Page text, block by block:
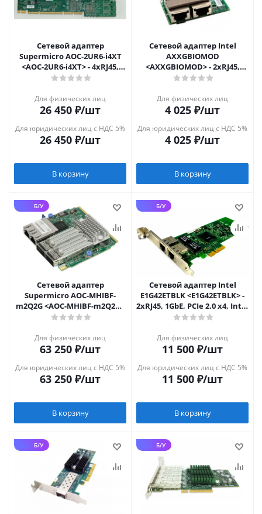
Сетевой адаптер
Supermicro AOC-2UR6-i4XT
<AOC-2UR6-i4XT> - 4xRJ45,
10GbE, 2U Ultra Riser
Для физических лиц
26 450 ₽/шт
Для юридических лиц с НДС 5%
26 450 ₽/шт
В корзину
Сетевой адаптер Intel
AXXGBIOMOD
<AXXGBIOMOD> - 2xRJ45,
1GbE, PCIe 2.0 x4, Intel 82576
Для физических лиц
4 025 ₽/шт
Для юридических лиц с НДС 5%
4 025 ₽/шт
В корзину
Б/У
Сетевой адаптер
Supermicro AOC-MHIBF-
m2Q2G <AOC-MHIBF-m2Q2G>
- 2xQSFP(56Gb/s
Для физических лиц
63 250 ₽/шт
Для юридических лиц с НДС 5%
63 250 ₽/шт
В корзину
Б/У
Сетевой адаптер Intel
E1G42ETBLK <E1G42ETBLK> -
2xRJ45, 1GbE, PCIe 2.0 x4, Intel
82576
Для физических лиц
11 500 ₽/шт
Для юридических лиц с НДС 5%
11 500 ₽/шт
В корзину
Б/У Б/У